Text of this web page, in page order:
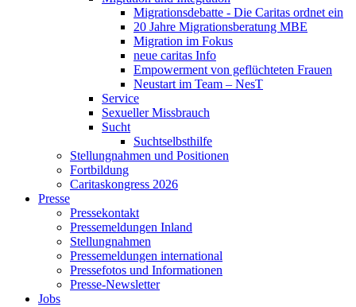
Migrationsdebatte - Die Caritas ordnet ein
20 Jahre Migrationsberatung MBE
Migration im Fokus
neue caritas Info
Empowerment von geflüchteten Frauen
Neustart im Team – NesT
Service
Sexueller Missbrauch
Sucht
Suchtselbsthilfe
Stellungnahmen und Positionen
Fortbildung
Caritaskongress 2026
Presse
Pressekontakt
Pressemeldungen Inland
Stellungnahmen
Pressemeldungen international
Pressefotos und Informationen
Presse-Newsletter
Jobs